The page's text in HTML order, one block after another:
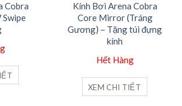
Cobra
Swipe
Kính Bơi Arena Cobra
Core Mirror (Tráng
Gương) – Tặng túi đựng
kính
Hết Hàng
XEM CHI TIẾT